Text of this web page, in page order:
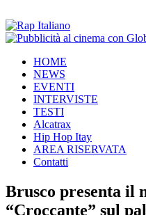
HOME
NEWS
EVENTI
INTERVISTE
TESTI
Alcatrax
Hip Hop Itay
AREA RISERVATA
Contatti
Brusco presenta il
“Croccante” sul